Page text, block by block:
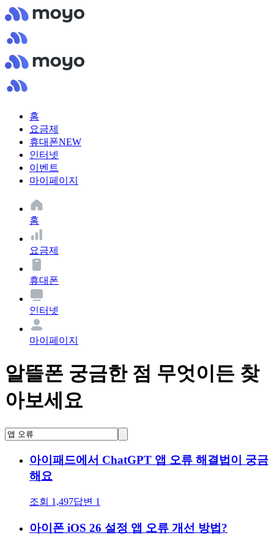
홈
요금제
휴대폰NEW
인터넷
이벤트
마이페이지
홈
요금제
휴대폰
인터넷
마이페이지
알뜰폰 궁금한 점 무엇이든 찾
아보세요
아이패드에서 ChatGPT 앱 오류 해결법이 궁금
해요
조회 1,497답변 1
아이폰 iOS 26 설정 앱 오류 개선 방법?